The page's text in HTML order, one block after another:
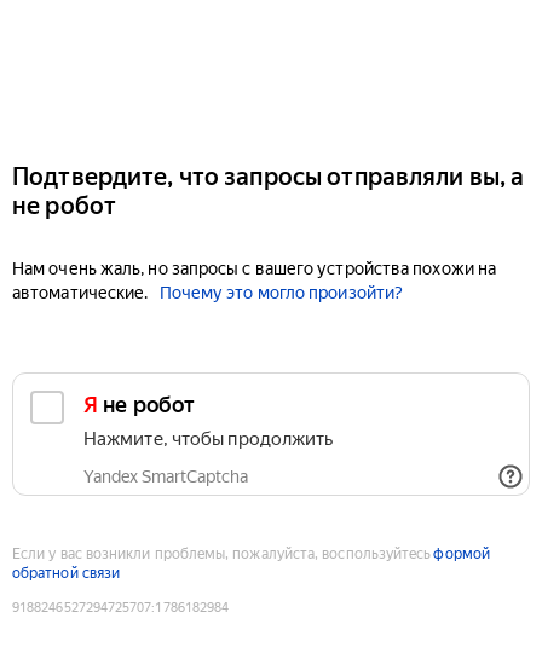
Подтвердите, что запросы отправляли вы, а
не робот
Нам очень жаль, но запросы с вашего устройства похожи на
автоматические.
Почему это могло произойти?
Я не робот
Нажмите, чтобы продолжить
Yandex SmartCaptcha
Если у вас возникли проблемы, пожалуйста, воспользуйтесьформой
обратной связи
9188246527294725707:1786182984